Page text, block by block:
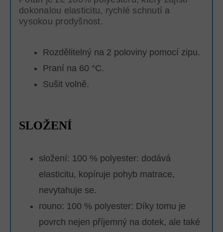
dokonalou elasticitu, rychlé schnutí a
vysokou prodyšnost.
Rozdělitelný na 2 poloviny pomocí zipu.
Praní na 60 °C.
Sušit volně.
SLOŽENÍ
složení: 100 % polyester: dodává
elasticitu, kopíruje pohyb matrace,
nevytahuje se.
rouno: 100 % polyester: Díky tomu je
povrch nejen příjemný na dotek, ale také